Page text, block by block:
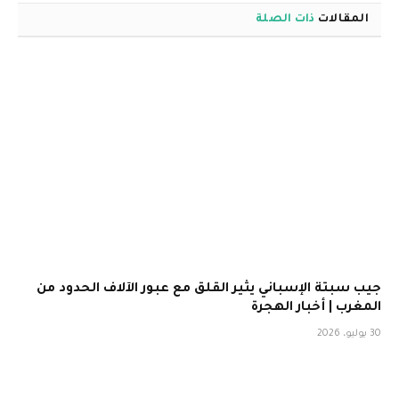
المقالات ذات الصلة
جيب سبتة الإسباني يثير القلق مع عبور الآلاف الحدود من
المغرب | أخبار الهجرة
30 يوليو، 2026